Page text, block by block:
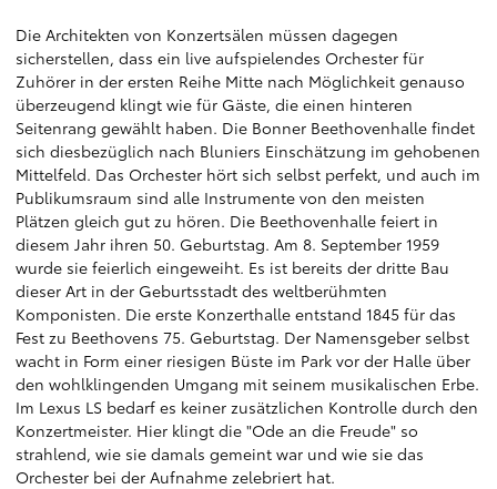
Die Architekten von Konzertsälen müssen dagegen
sicherstellen, dass ein live aufspielendes Orchester für
Zuhörer in der ersten Reihe Mitte nach Möglichkeit genauso
überzeugend klingt wie für Gäste, die einen hinteren
Seitenrang gewählt haben. Die Bonner Beethovenhalle findet
sich diesbezüglich nach Bluniers Einschätzung im gehobenen
Mittelfeld. Das Orchester hört sich selbst perfekt, und auch im
Publikumsraum sind alle Instrumente von den meisten
Plätzen gleich gut zu hören. Die Beethovenhalle feiert in
diesem Jahr ihren 50. Geburtstag. Am 8. September 1959
wurde sie feierlich eingeweiht. Es ist bereits der dritte Bau
dieser Art in der Geburtsstadt des weltberühmten
Komponisten. Die erste Konzerthalle entstand 1845 für das
Fest zu Beethovens 75. Geburtstag. Der Namensgeber selbst
wacht in Form einer riesigen Büste im Park vor der Halle über
den wohlklingenden Umgang mit seinem musikalischen Erbe.
Im Lexus LS bedarf es keiner zusätzlichen Kontrolle durch den
Konzertmeister. Hier klingt die "Ode an die Freude" so
strahlend, wie sie damals gemeint war und wie sie das
Orchester bei der Aufnahme zelebriert hat.